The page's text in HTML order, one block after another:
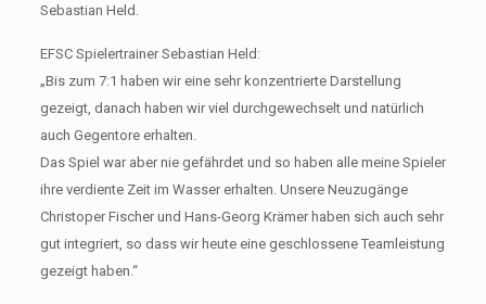
Sebastian Held.
EFSC Spielertrainer Sebastian Held:
„Bis zum 7:1 haben wir eine sehr konzentrierte Darstellung
gezeigt, danach haben wir viel durchgewechselt und natürlich
auch Gegentore erhalten.
Das Spiel war aber nie gefährdet und so haben alle meine Spieler
ihre verdiente Zeit im Wasser erhalten. Unsere Neuzugänge
Christoper Fischer und Hans-Georg Krämer haben sich auch sehr
gut integriert, so dass wir heute eine geschlossene Teamleistung
gezeigt haben.“